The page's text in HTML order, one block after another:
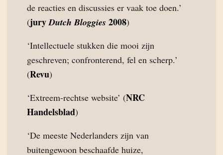
de reacties en discussies er vaak toe doen.’
(juryDutch Bloggies 2008)
‘Intellectuele stukken die mooi zijn
geschreven; confronterend, fel en scherp.’
(Revu)
‘Extreem-rechtse website’ (NRC
Handelsblad)
‘De meeste Nederlanders zijn van
buitengewoon beschaafde huize,